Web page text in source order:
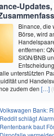
Binance, die
Börse, wird
entfernen:
SIGN/BNB
unterstützten
und
zudem den […]
Volkswagen Bank:
Reddit schlägt Alarm: Googles
Rentenbank baut